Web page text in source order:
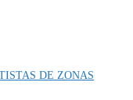
DE ZONAS